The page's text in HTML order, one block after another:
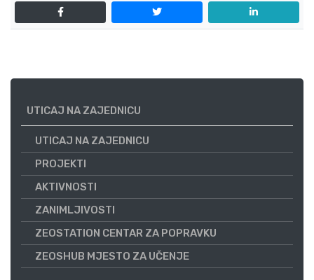
UTICAJ NA ZAJEDNICU
UTICAJ NA ZAJEDNICU
PROJEKTI
AKTIVNOSTI
ZANIMLJIVOSTI
ZEOSTATION CENTAR ZA POPRAVKU
ZEOSHUB MJESTO ZA UČENJE